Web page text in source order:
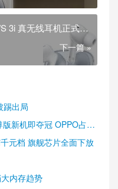
3i 真无线耳机正式发
下一篇 »
踢出局
新机即夺冠 OPPO占据
元档 旗舰芯片全面下放
内存趋势